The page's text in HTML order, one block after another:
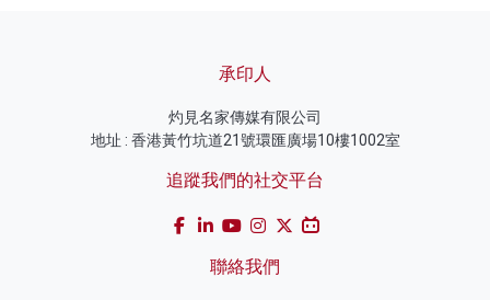
承印人
灼見名家傳媒有限公司
地址 : 香港黃竹坑道21號環匯廣場10樓1002室
追蹤我們的社交平台
聯絡我們